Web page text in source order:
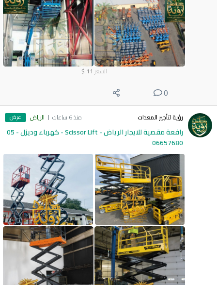
السعر 11
$
0
رؤية لتأجير المعدات منذ 6 ساعات الرياض عرض
رافعة مقصية للايجار الرياض - Scissor Lift - كهرباء وديزل - 05
06657680